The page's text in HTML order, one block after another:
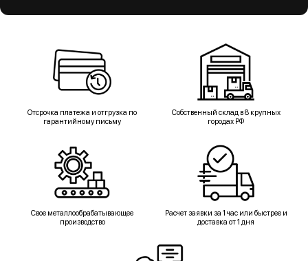
Отсрочка платежа и отгрузка по
гарантийному письму
Собственный склад в 8 крупных
городах РФ
Свое металлообрабатывающее
производство
Расчет заявки за 1 час или быстрее и
доставка от 1 дня